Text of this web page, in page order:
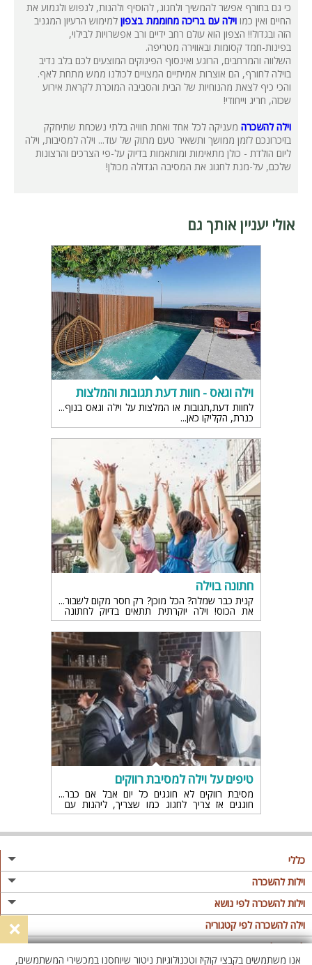
כי גם בחורף אפשר להמשיך ולחגוג, להוסיף ולהנות, לנפוש ולגמוע את
החיים ואין כמו וילה עם בריכה מחוממת בצפון למימוש הרעיון המגניב
הזה ובגדול!! הצפון הוא עולם רחב ידיים ורב אפשרויות לבילוי,
בפינות-חמד קסומות ובאווירה מטריפה.
השלווה והמרחבים, הרוגע ואינסוף הפינוקים המוצעים לכם בלב נדיב
בוילה לחורף, הם אוצרות אמיתיים המצויים לכולנו ממש מתחת לאף.
והכי כיף לצאת מהנוחיות של הבית והסביבה המוכרת לקראת אירוע
שכזה, חריג וייחודי!
וילה להשכרה מעניקה לכל אחד ואחת חוויה בלתי נשכחת שתיחקק
בזיכרונכם לזמן ממושך ותשאיר טעם מתוק של עוד... וילה למסיבות, וילה
ליום הולדת - כולן מתאימות ומותאמות בדיוק על-פי הצרכים והרצונות
שלכם, על-מנת לחגוג את המסיבה הגדולה מכולן!
אולי יעניין אותך גם
וילה וגאס - חוות דעת תגובות והמלצות
לחוות דעת,תגובות או המלצות על וילה וגאס בנוף
כנרת, הקליקו כאן...
חתונה בוילה
קנית כבר שמלה? הכל מוכן? רק חסר מקום לשבור
את הכוס! וילה יוקרתית תתאים בדיוק לחתונה
שלכם. את הכלה מעוניינת להתפנק במקום רגוע
ושלב ואתה החתן ביום כ"כ מרגש רוצה משהו ייחודי
אז הינה הגעתם לעמק השווה וילה לחתונה!
טיפים על וילה למסיבת רווקים
מסיבת רווקים לא חוגגים כל יום אבל אם כבר
חוגגים אז צריך לחגוג כמו שצריך, ליהנות עם
החברים בערב בלתי נשכח לפני שמתחייבים
כללי
מגזין
פרסום באתר
תקנון
מדיניות פרטיות
וילות להשכרה
וילות בצפון
וילות במרכז
וילות בדרום
וילות להשכרה לפי נושא
וילה לזוגות
וילות למשפחות
וילה להשכרה לפי קטגוריה
וילות עם בריכה
לופטים להשכרה
×
אנו משתמשים בקבצי קוקיז וטכנולוגיות ניטור שיוחסנו במכשירי המשתמשים,